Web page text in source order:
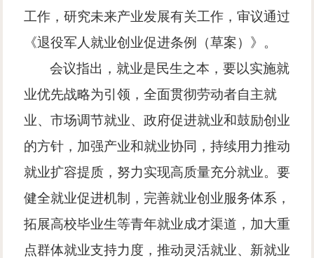
工作，研究未来产业发展有关工作，审议通过
《退役军人就业创业促进条例（草案）》。
会议指出，就业是民生之本，要以实施就
业优先战略为引领，全面贯彻劳动者自主就
业、市场调节就业、政府促进就业和鼓励创业
的方针，加强产业和就业协同，持续用力推动
就业扩容提质，努力实现高质量充分就业。要
健全就业促进机制，完善就业创业服务体系，
拓展高校毕业生等青年就业成才渠道，加大重
点群体就业支持力度，推动灵活就业、新就业